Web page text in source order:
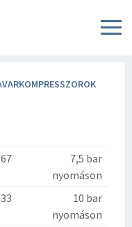
7,5 bar
nyomáson
10 bar
nyomáson